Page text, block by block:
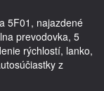
5F01, najazdené
prevodovka, 5
rýchlostí, lanko,
z